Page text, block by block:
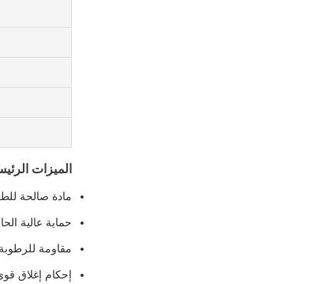
الميزات
مادة صالحة
حماية عالية
مقاومة للرطوبة
إحكام إغلاق